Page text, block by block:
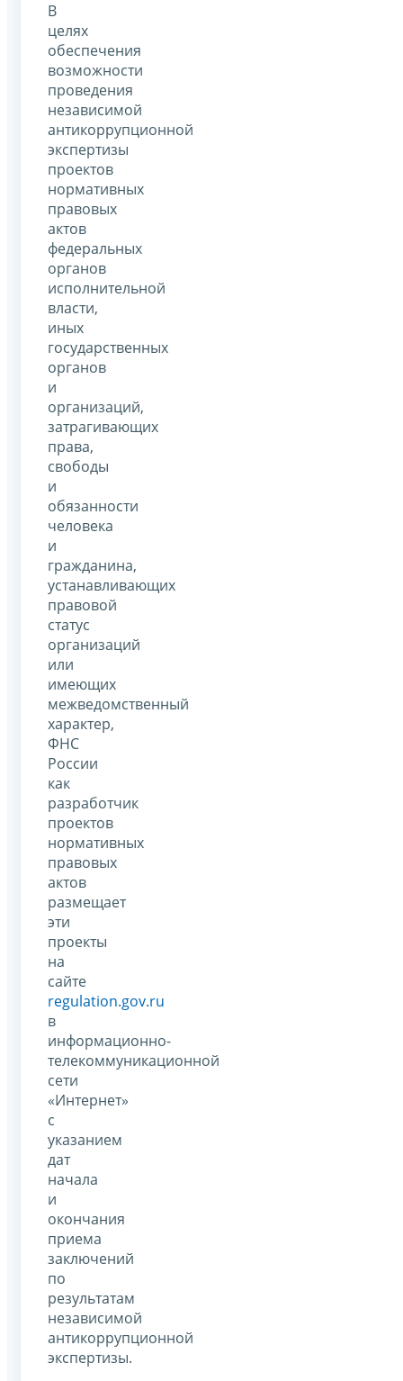
В
целях
обеспечения
возможности
проведения
независимой
антикоррупционной
экспертизы
проектов
нормативных
правовых
актов
федеральных
органов
исполнительной
власти,
иных
государственных
органов
и
организаций,
затрагивающих
права,
свободы
и
обязанности
человека
и
гражданина,
устанавливающих
правовой
статус
организаций
или
имеющих
межведомственный
характер,
ФНС
России
как
разработчик
проектов
нормативных
правовых
актов
размещает
эти
проекты
на
сайте
regulation.gov.ru
в
информационно-
телекоммуникационной
сети
«Интернет»
с
указанием
дат
начала
и
окончания
приема
заключений
по
результатам
независимой
антикоррупционной
экспертизы.